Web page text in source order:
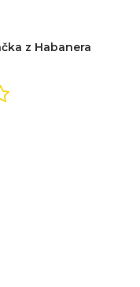
z Habanera